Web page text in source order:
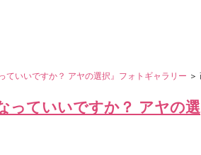
ていいですか？ アヤの選択』フォトギャラリー ＞
っていいですか？ アヤの選